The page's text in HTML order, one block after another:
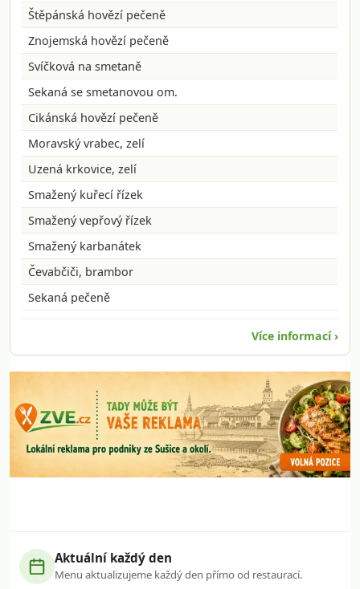
Štěpánská hovězí pečeně
Znojemská hovězí pečeně
Svíčková na smetaně
Sekaná se smetanovou om.
Cikánská hovězí pečeně
Moravský vrabec, zelí
Uzená krkovice, zelí
Smažený kuřecí řízek
Smažený vepřový řízek
Smažený karbanátek
Čevabčiči, brambor
Sekaná pečeně
Více informací ›
Aktuální každý den
Menu aktualizujeme každý den přímo od restaurací.